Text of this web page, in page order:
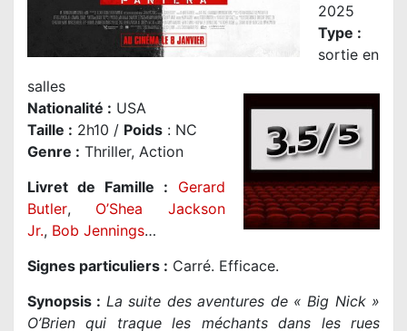
2025
Type :
sortie en
salles
Nationalité : USA
Taille : 2h10 / Poids : NC
Genre : Thriller, Action
Livret de Famille :
Gerard
Butler, O’Shea Jackson
Jr., Bob Jennings…
Signes particuliers : Carré. Efficace.
Synopsis : La suite des aventures de « Big Nick »
O’Brien qui traque les méchants dans les rues